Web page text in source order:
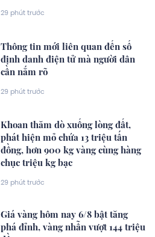
29 phút trước
Thông tin mới liên quan đến số
định danh điện tử mà người dân
cần nắm rõ
29 phút trước
Khoan thăm dò xuống lòng đất,
phát hiện mỏ chứa 13 triệu tấn
đồng, hơn 900 kg vàng cùng hàng
chục triệu kg bạc
29 phút trước
Giá vàng hôm nay 6/8 bật tăng
phá đỉnh, vàng nhẫn vượt 144 triệu